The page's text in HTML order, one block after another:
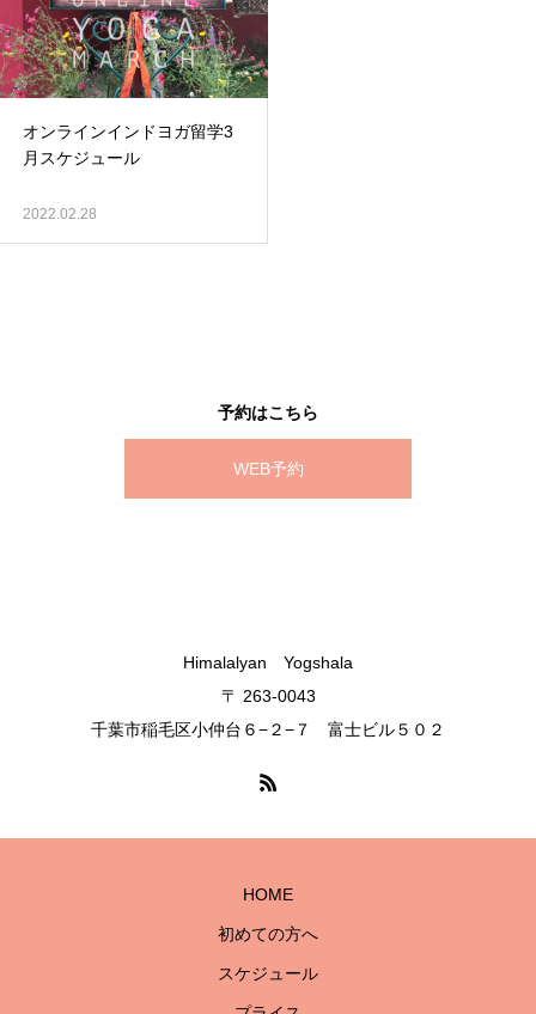
オンラインインドヨガ留学3
月スケジュール
2022.02.28
予約はこちら
WEB予約
Himalalyan Yogshala
〒 263-0043
千葉市稲毛区小仲台６−２−７ 富士ビル５０２
HOME
初めての方へ
スケジュール